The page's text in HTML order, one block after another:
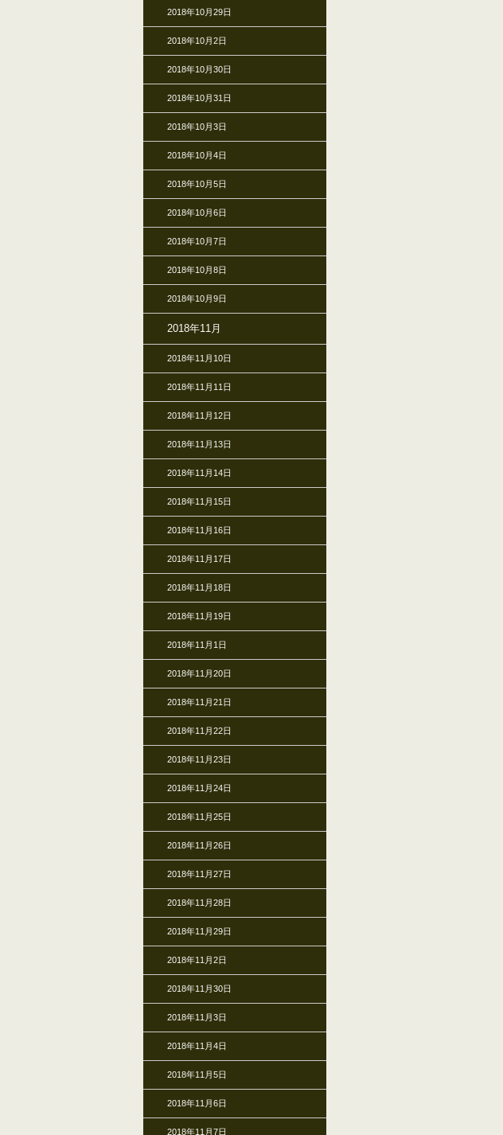
2018年10月29日
2018年10月2日
2018年10月30日
2018年10月31日
2018年10月3日
2018年10月4日
2018年10月5日
2018年10月6日
2018年10月7日
2018年10月8日
2018年10月9日
2018年11月
2018年11月10日
2018年11月11日
2018年11月12日
2018年11月13日
2018年11月14日
2018年11月15日
2018年11月16日
2018年11月17日
2018年11月18日
2018年11月19日
2018年11月1日
2018年11月20日
2018年11月21日
2018年11月22日
2018年11月23日
2018年11月24日
2018年11月25日
2018年11月26日
2018年11月27日
2018年11月28日
2018年11月29日
2018年11月2日
2018年11月30日
2018年11月3日
2018年11月4日
2018年11月5日
2018年11月6日
2018年11月7日